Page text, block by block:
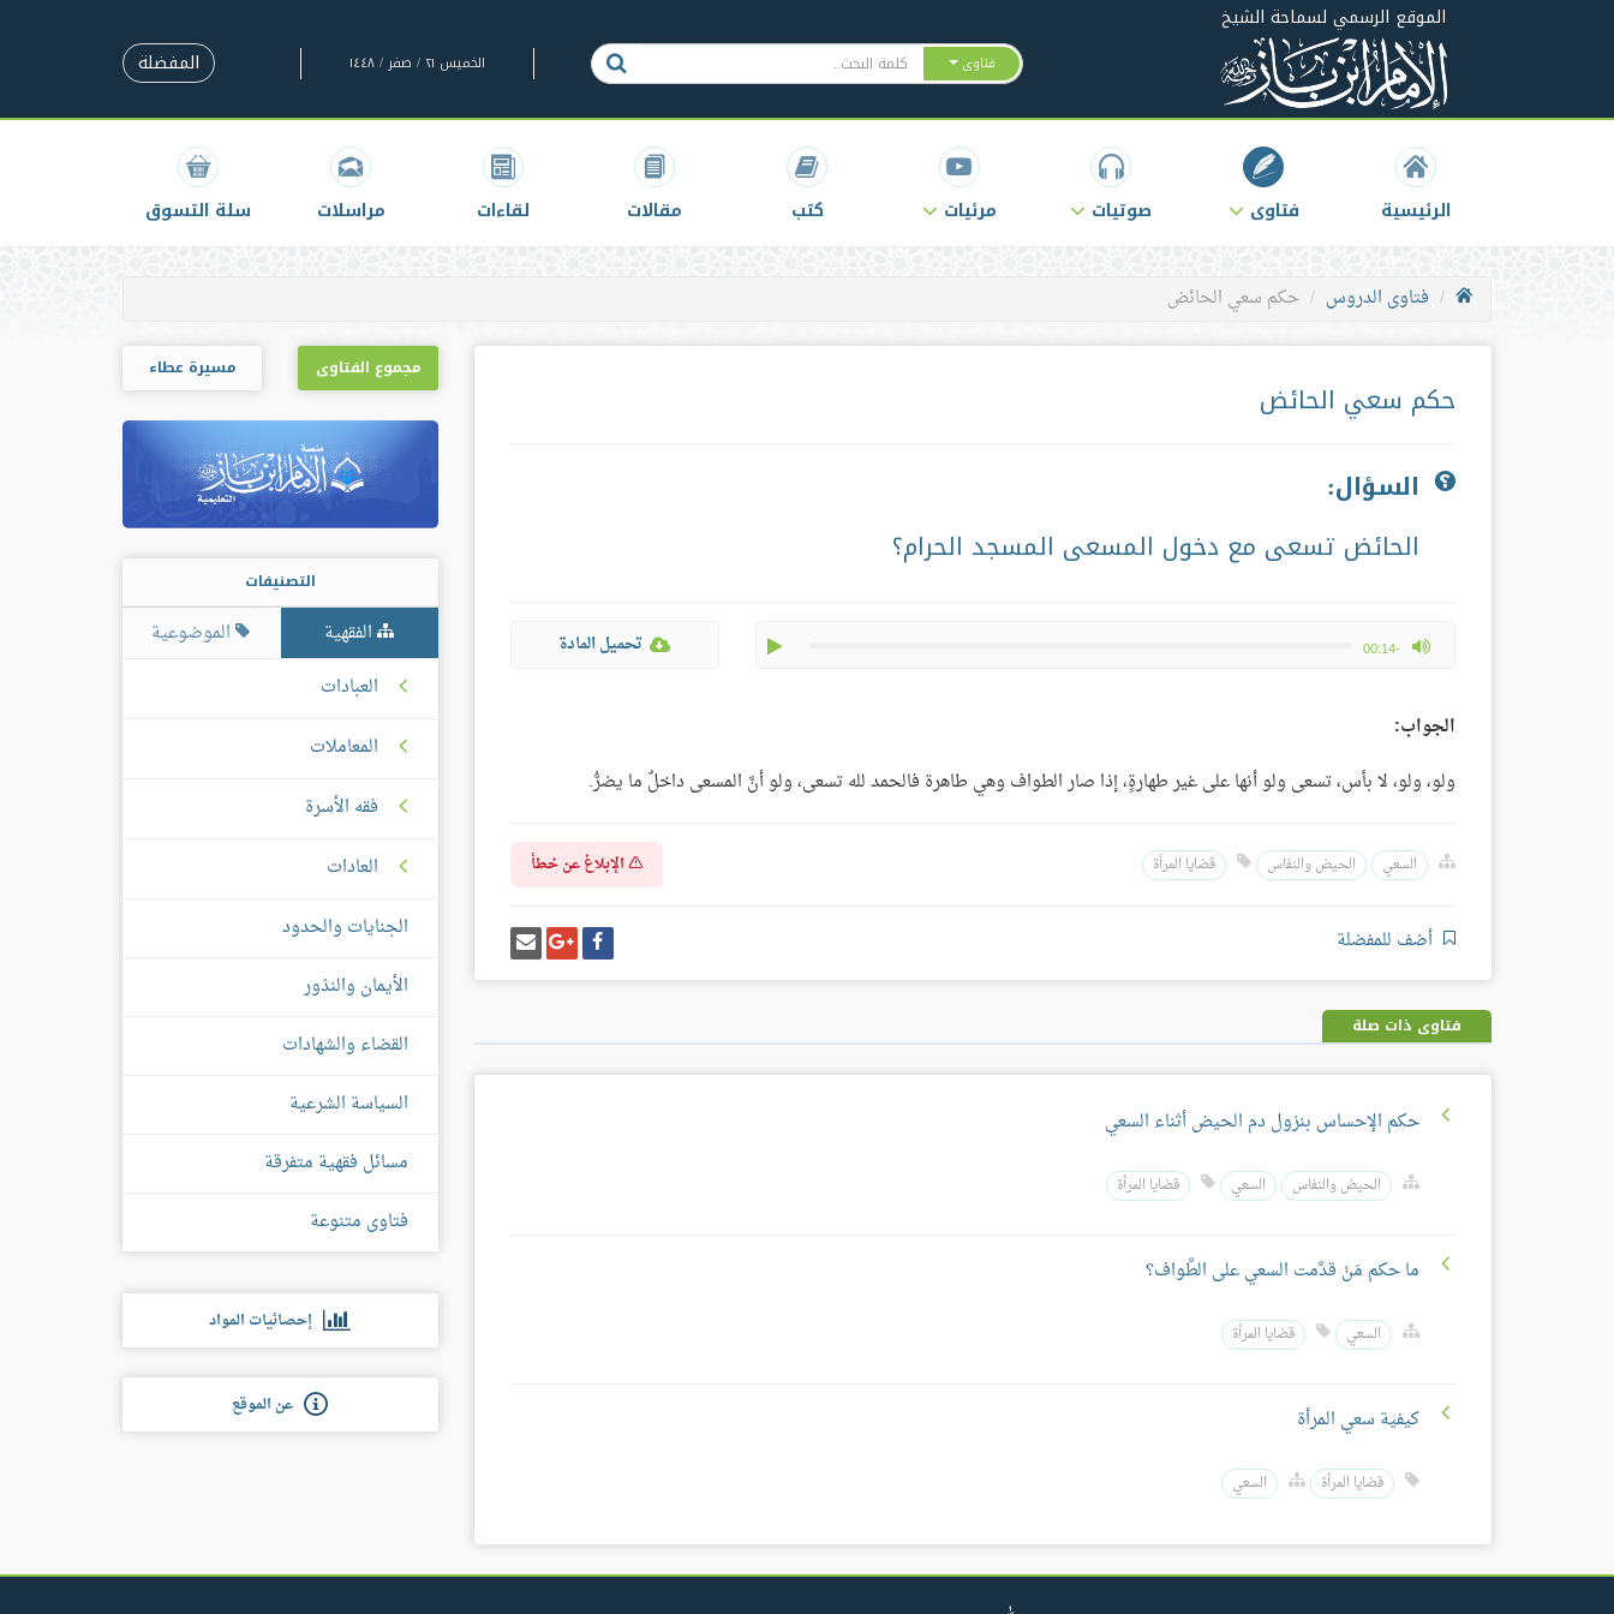
الموقع الرسمي لسماحة الشيخ
فتاوى الخميس ٢١ / صفر / ١٤٤٨ المفضلة
الرئيسية فتاوى صوتيات مرئيات كتب مقالات لقاءات مراسلات سلة التسوق
فتاوى الدروس حكم سعي الحائض
حكم سعي الحائض
السؤال:
الحائض تسعى مع دخول المسعى المسجد الحرام؟
-00:14
max volume تحميل المادة
الجواب:
ولو، ولو، لا بأس، تسعى ولو أنها على غير طهارةٍ، إذا صار الطواف وهي طاهرة فالحمد لله تسعى، ولو أنَّ المسعى داخلٌ ما يضرُّ.
السعي الحيض والنفاس قضايا المرأة الإبلاغ عن خطأ
أضف للمفضلة شارك
على
فيسبوك
شارك
على
غوغل
بلس
إرسل
إيميل
فتاوى ذات صلة
حكم الإحساس بنزول دم الحيض أثناء السعي
الحيض والنفاس السعي قضايا المرأة
ما حكم مَنْ قدَّمت السعي على الطَّواف؟
السعي قضايا المرأة
كيفية سعي المرأة
قضايا المرأة السعي
مجموع الفتاوى مسيرة عطاء
التصنيفات
الفقهية
الموضوعية
العبادات
المعاملات
فقه الأسرة
العادات
الجنايات والحدود
الأيمان والنذور
القضاء والشهادات
السياسة الشرعية
مسائل فقهية متفرقة
فتاوى متنوعة
إحصائيات المواد
عن الموقع